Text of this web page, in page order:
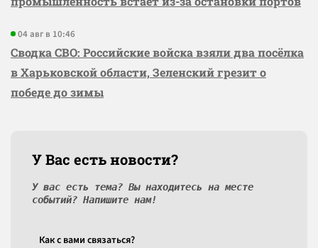
04 авг в 10:46
Сводка СВО: Российские войска взяли два посёлка
в Харьковской области, Зеленский грезит о
победе до зимы
У Вас есть новости?
У вас есть тема? Вы находитесь на месте
событий? Напишите нам!
Как c вами связаться?